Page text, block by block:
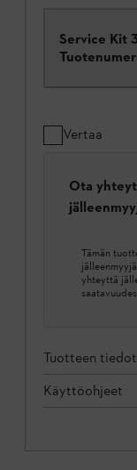
Service Kit
Vertaa
Ota
Tämän
yhteyttä
Tuotteen tiedot
Käyttöohjeet